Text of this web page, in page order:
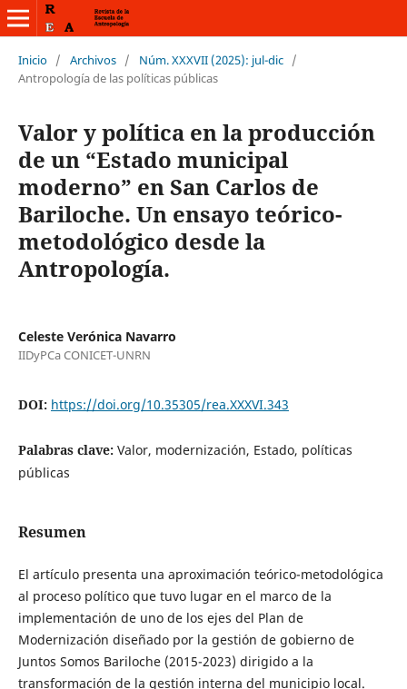
Inicio / Archivos / Núm. XXXVII (2025): jul-dic /
Antropología de las políticas públicas
Valor y política en la producción
de un “Estado municipal
moderno” en San Carlos de
Bariloche. Un ensayo teórico-
metodológico desde la
Antropología.
Celeste Verónica Navarro
IIDyPCa CONICET-UNRN
DOI: https://doi.org/10.35305/rea.XXXVI.343
Palabras clave: Valor, modernización, Estado, políticas
públicas
Resumen
El artículo presenta una aproximación teórico-metodológica
al proceso político que tuvo lugar en el marco de la
implementación de uno de los ejes del Plan de
Modernización diseñado por la gestión de gobierno de
Juntos Somos Bariloche (2015-2023) dirigido a la
transformación de la gestión interna del municipio local.